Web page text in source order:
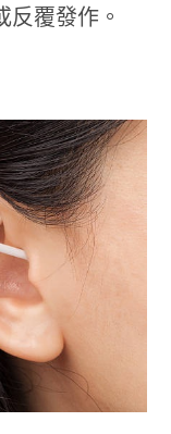
覆發作。